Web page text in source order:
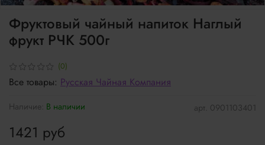
(0)
арт. 0901103401
Наличие: В наличии
Фруктовый чайный напиток Наглый
фрукт РЧК 500г
1421 руб
Все товары: Русская Чайная Компания